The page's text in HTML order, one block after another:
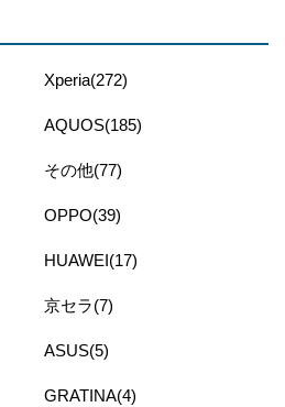
Xperia(272)
AQUOS(185)
その他(77)
OPPO(39)
HUAWEI(17)
京セラ(7)
ASUS(5)
GRATINA(4)